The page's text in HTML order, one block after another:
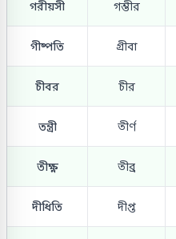
গরীয়সী গম্ভীর
গীষ্পতি গ্রীবা
চীবর চীর
তন্ত্রী তীর্ণ
তীক্ষ্ণ তীব্র
দীধিতি দীপ্ত